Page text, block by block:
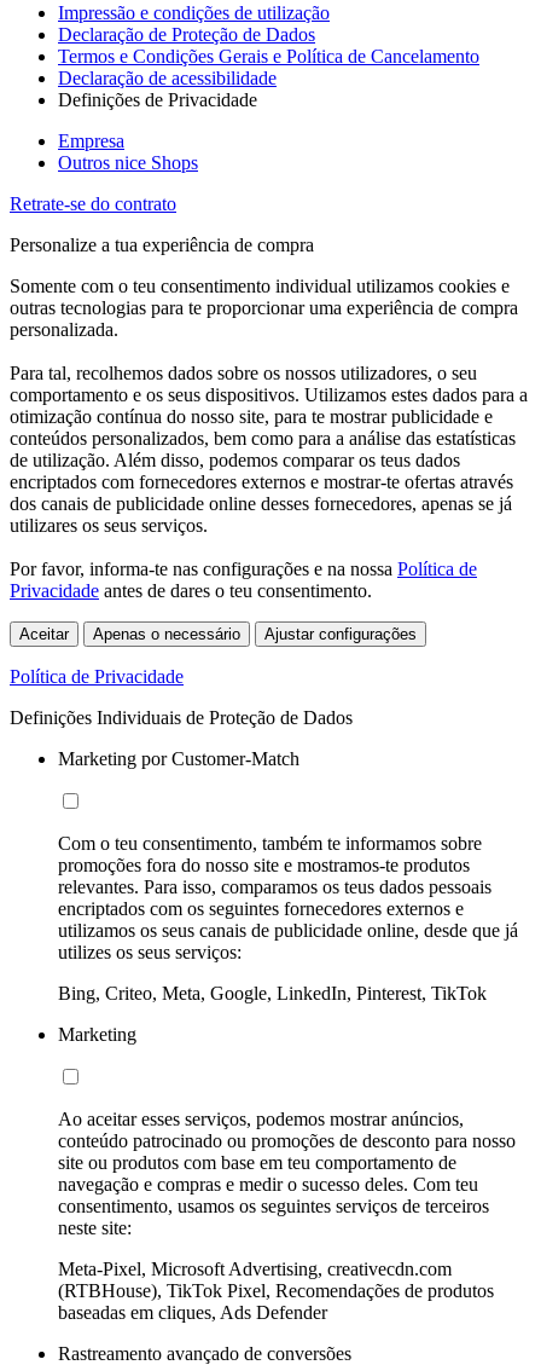
Impressão e condições de utilização
Declaração de Proteção de Dados
Termos e Condições Gerais e Política de Cancelamento
Declaração de acessibilidade
Definições de Privacidade
Empresa
Outros nice Shops
Retrate-se do contrato
Personalize a tua experiência de compra
Somente com o teu consentimento individual utilizamos cookies e
outras tecnologias para te proporcionar uma experiência de compra
personalizada.
Para tal, recolhemos dados sobre os nossos utilizadores, o seu
comportamento e os seus dispositivos. Utilizamos estes dados para a
otimização contínua do nosso site, para te mostrar publicidade e
conteúdos personalizados, bem como para a análise das estatísticas
de utilização. Além disso, podemos comparar os teus dados
encriptados com fornecedores externos e mostrar-te ofertas através
dos canais de publicidade online desses fornecedores, apenas se já
utilizares os seus serviços.
Por favor, informa-te nas configurações e na nossa Política de
Privacidade antes de dares o teu consentimento.
Aceitar Apenas o necessário Ajustar configurações
Política de Privacidade
Definições Individuais de Proteção de Dados
Marketing por Customer-Match
Com o teu consentimento, também te informamos sobre
promoções fora do nosso site e mostramos-te produtos
relevantes. Para isso, comparamos os teus dados pessoais
encriptados com os seguintes fornecedores externos e
utilizamos os seus canais de publicidade online, desde que já
utilizes os seus serviços:
Bing, Criteo, Meta, Google, LinkedIn, Pinterest, TikTok
Marketing
Ao aceitar esses serviços, podemos mostrar anúncios,
conteúdo patrocinado ou promoções de desconto para nosso
site ou produtos com base em teu comportamento de
navegação e compras e medir o sucesso deles. Com teu
consentimento, usamos os seguintes serviços de terceiros
neste site:
Meta-Pixel, Microsoft Advertising, creativecdn.com
(RTBHouse), TikTok Pixel, Recomendações de produtos
baseadas em cliques, Ads Defender
Rastreamento avançado de conversões